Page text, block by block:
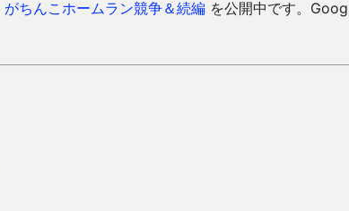
がちんこホームラン競争＆続編 を公開中です。